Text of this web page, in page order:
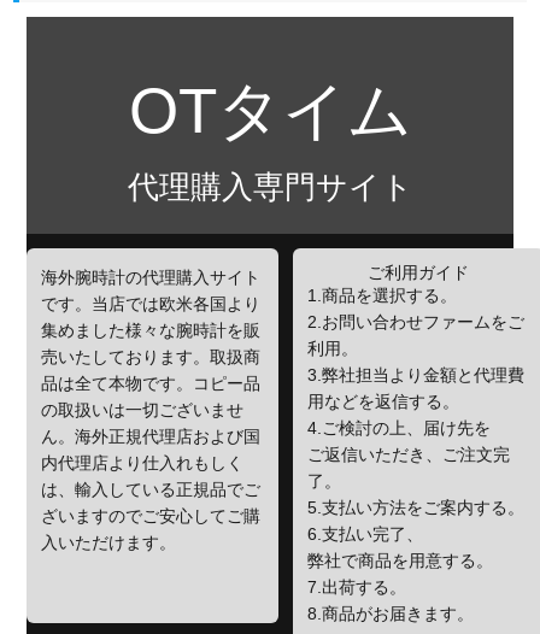
OTタイム
代理購入専門サイト
海外腕時計の代理購入サイト
です。当店では欧米各国より
集めました様々な腕時計を販
売いたしております。取扱商
品は全て本物です。コピー品
の取扱いは一切ございませ
ん。海外正規代理店および国
内代理店より仕入れもしく
は、輸入している正規品でご
ざいますのでご安心してご購
入いただけます。
ご利用ガイド
1.商品を選択する。
2.お問い合わせファームをご
利用。
3.弊社担当より金額と代理費
用などを返信する。
4.ご検討の上、届け先を
ご返信いただき、ご注文完
了。
5.支払い方法をご案内する。
6.支払い完了、
弊社で商品を用意する。
7.出荷する。
8.商品がお届きます。